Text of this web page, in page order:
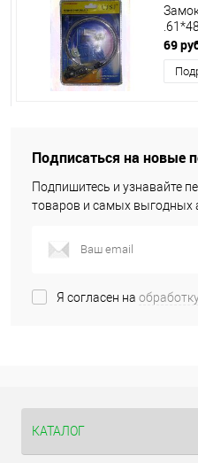
69
Подписаться на новые
Подпишитесь и узнавайте
товаров и самых выгодных
Я согласен на
КАТАЛОГ